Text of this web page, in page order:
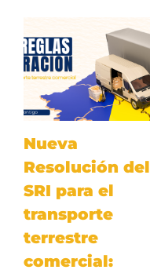
Nueva
Resolución del
SRI para el
transporte
terrestre
comercial: